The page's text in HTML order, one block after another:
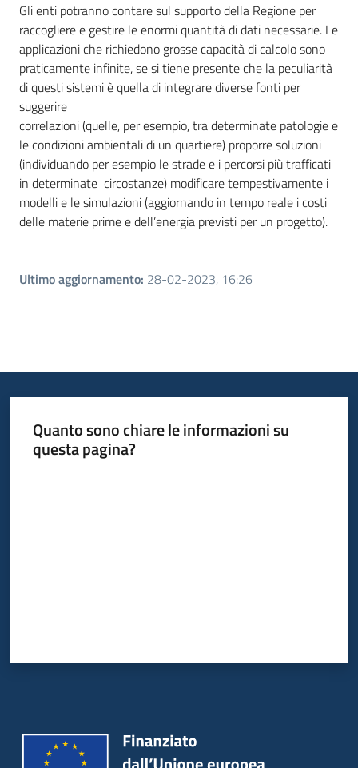
Gli enti potranno contare sul supporto della Regione per
raccogliere e gestire le enormi quantità di dati necessarie. Le
applicazioni che richiedono grosse capacità di calcolo sono
praticamente infinite, se si tiene presente che la peculiarità
di questi sistemi è quella di integrare diverse fonti per
suggerire
correlazioni (quelle, per esempio, tra determinate patologie e
le condizioni ambientali di un quartiere) proporre soluzioni
(individuando per esempio le strade e i percorsi più trafficati
in determinate circostanze) modificare tempestivamente i
modelli e le simulazioni (aggiornando in tempo reale i costi
delle materie prime e dell’energia previsti per un progetto).
Ultimo aggiornamento: 28-02-2023, 16:26
Quanto sono chiare le informazioni su
questa pagina?